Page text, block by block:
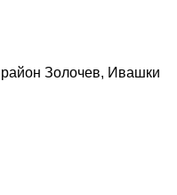
Золочев, Ивашки